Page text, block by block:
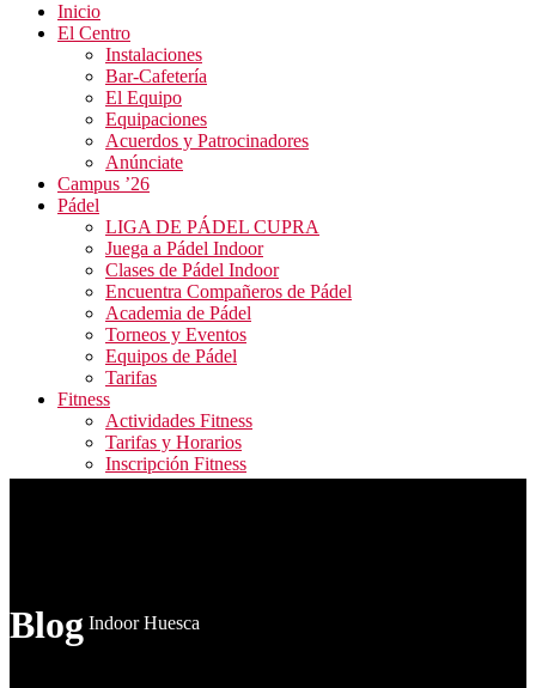
Inicio
El Centro
Instalaciones
Bar-Cafetería
El Equipo
Equipaciones
Acuerdos y Patrocinadores
Anúnciate
Campus ’26
Pádel
LIGA DE PÁDEL CUPRA
Juega a Pádel Indoor
Clases de Pádel Indoor
Encuentra Compañeros de Pádel
Academia de Pádel
Torneos y Eventos
Equipos de Pádel
Tarifas
Fitness
Actividades Fitness
Tarifas y Horarios
Inscripción Fitness
Blog
Blog Indoor Huesca